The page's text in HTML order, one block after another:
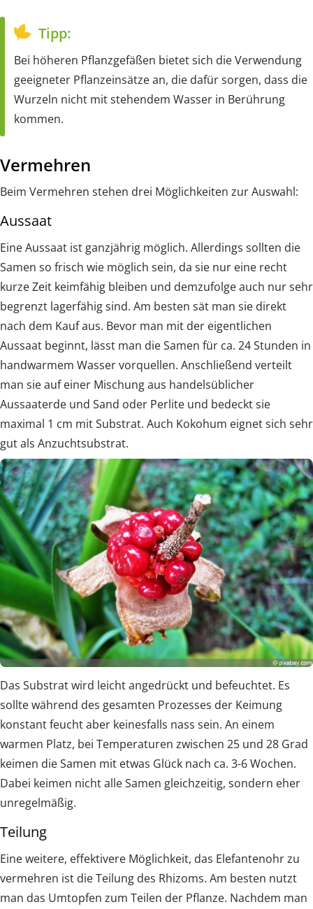
Tipp:
Bei höheren Pflanzgefäßen bietet sich die Verwendung
geeigneter Pflanzeinsätze an, die dafür sorgen, dass die
Wurzeln nicht mit stehendem Wasser in Berührung
kommen.
Vermehren
Beim Vermehren stehen drei Möglichkeiten zur Auswahl:
Aussaat
Eine Aussaat ist ganzjährig möglich. Allerdings sollten die
Samen so frisch wie möglich sein, da sie nur eine recht
kurze Zeit keimfähig bleiben und demzufolge auch nur sehr
begrenzt lagerfähig sind. Am besten sät man sie direkt
nach dem Kauf aus. Bevor man mit der eigentlichen
Aussaat beginnt, lässt man die Samen für ca. 24 Stunden in
handwarmem Wasser vorquellen. Anschließend verteilt
man sie auf einer Mischung aus handelsüblicher
Aussaaterde und Sand oder Perlite und bedeckt sie
maximal 1 cm mit Substrat. Auch Kokohum eignet sich sehr
gut als Anzuchtsubstrat.
Das Substrat wird leicht angedrückt und befeuchtet. Es
sollte während des gesamten Prozesses der Keimung
konstant feucht aber keinesfalls nass sein. An einem
warmen Platz, bei Temperaturen zwischen 25 und 28 Grad
keimen die Samen mit etwas Glück nach ca. 3-6 Wochen.
Dabei keimen nicht alle Samen gleichzeitig, sondern eher
unregelmäßig.
Teilung
Eine weitere, effektivere Möglichkeit, das Elefantenohr zu
vermehren ist die Teilung des Rhizoms. Am besten nutzt
man das Umtopfen zum Teilen der Pflanze. Nachdem man